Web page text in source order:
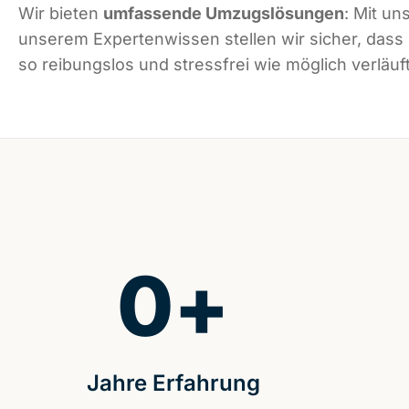
Wir bieten umfassende Umzugslösungen: Mit
unserem Expertenwissen stellen wir sicher, dass
so reibungslos und stressfrei wie möglich
Jahre Erfahrung
0+